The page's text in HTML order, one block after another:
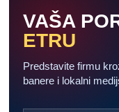
VAŠA
ETRU
Predstavite firmu
banere i lokalni